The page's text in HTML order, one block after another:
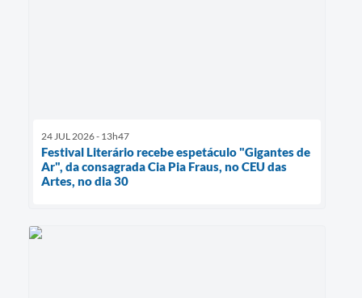
24 JUL 2026 - 13h47
Festival Literário recebe espetáculo "Gigantes de
Ar", da consagrada Cia Pia Fraus, no CEU das
Artes, no dia 30